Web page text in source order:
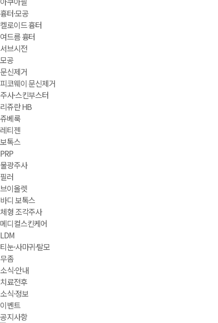
흉터·모공
켈로이드 흉터
여드름 흉터
서브시전
모공
문신제거
피코웨이 문신제거
주사·스킨부스터
리쥬란 HB
쥬베룩
레티젠
보톡스
PRP
물광주사
필러
브이올렛
바디 보톡스
체형 조각주사
메디컬스킨케어
LDM
티눈·사마귀·탈모
무좀
소식·안내
치료전후
소식·정보
이벤트
공지사항